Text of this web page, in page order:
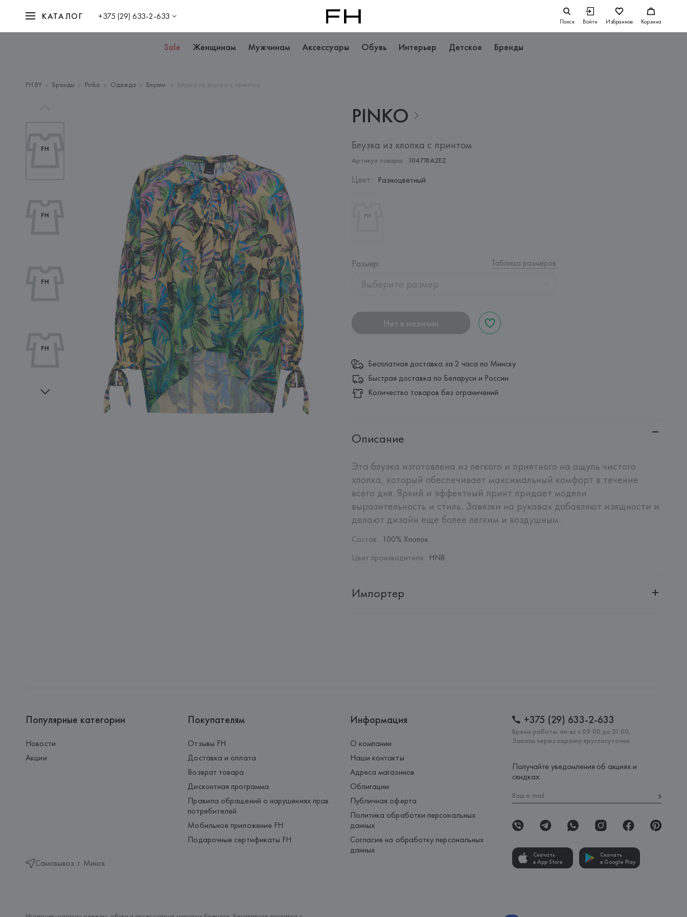
КАТАЛОГ +375 (29) 633-2-633 Поиск Войти Избранное Корзина
Sale Женщинам Мужчинам Аксессуары Обувь Интерьер Детское Бренды
FH.BY Бренды Pinko Одежда Блузки Блузка из хлопка с принтом
PINKO
Блузка из хлопка с принтом
Артикул товара: 104718A2EZ
Цвет: Разноцветный
Размер: Таблица размеров
Выберите размер
Нет в наличии
Бесплатная доставка за 2 часа по Минску
Быстрая доставка по Беларуси и России
Количество товаров без ограничений
Описание
Эта блузка изготовлена из легкого и приятного на ощупь чистого
хлопка, который обеспечивает максимальный комфорт в течение
всего дня. Яркий и эффектный принт придает модели
выразительность и стиль. Завязки на рукавах добавляют изящности и
делают дизайн еще более легким и воздушным.
Состав: 100% Хлопок
Цвет производителя: HN8
Импортер
Популярные категории
Новости
Акции
Самовывоз: г. Минск
Покупателям
Отзывы FH
Доставка и оплата
Возврат товара
Дисконтная программа
Правила обращений о нарушениях прав
потребителей
Мобильное приложение FH
Подарочные сертификаты FH
Информация
О компании
Наши контакты
Адреса магазинов
Облигации
Публичная оферта
Политика обработки персональных
данных
Согласие на обработку персональных
данных
+375 (29) 633-2-633
Время работы: пн-вс с 09:00 до 21:00,
Заказы через корзину круглосуточно
Получайте уведомления об акциях и
скидках:
Скачать
в App Store
Скачать
в Google Play